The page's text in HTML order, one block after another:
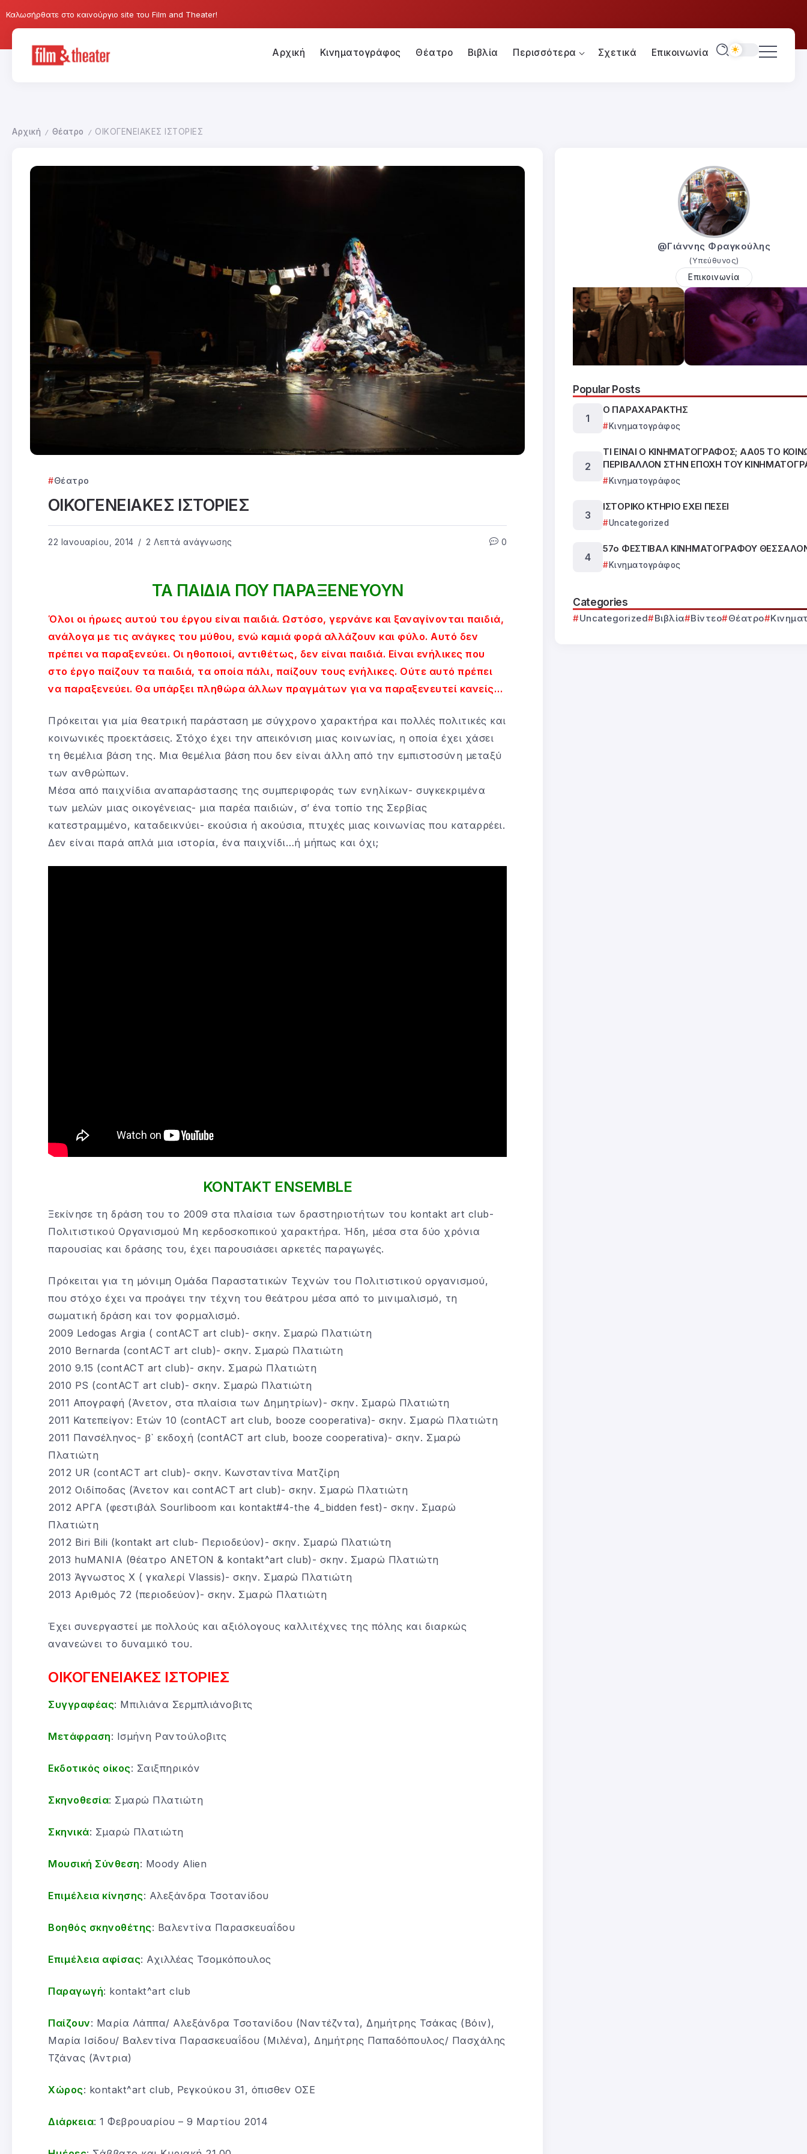
Καλωσήρθατε στο καινούργιο site του Film and Theater!
Αρχική Κινηματογράφος Θέατρο Βιβλία Περισσότερα Σχετικά Επικοινωνία
Αρχική / Θέατρο / ΟΙΚΟΓΕΝΕΙΑΚΕΣ ΙΣΤΟΡΙΕΣ
Θέατρο
ΟΙΚΟΓΕΝΕΙΑΚΕΣ ΙΣΤΟΡΙΕΣ
22 Ιανουαρίου, 2014 2 Λεπτά ανάγνωσης 0
ΤΑ ΠΑΙΔΙΑ ΠΟΥ ΠΑΡΑΞΕΝΕΥΟΥΝ
Όλοι οι ήρωες αυτού του έργου είναι παιδιά. Ωστόσο, γερνάνε και ξαναγίνονται παιδιά,
ανάλογα με τις ανάγκες του μύθου, ενώ καμιά φορά αλλάζουν και φύλο. Αυτό δεν
πρέπει να παραξενεύει. Οι ηθοποιοί, αντιθέτως, δεν είναι παιδιά. Είναι ενήλικες που
στο έργο παίζουν τα παιδιά, τα οποία πάλι, παίζουν τους ενήλικες. Ούτε αυτό πρέπει
να παραξενεύει. Θα υπάρξει πληθώρα άλλων πραγμάτων για να παραξενευτεί κανείς…
Πρόκειται για μία θεατρική παράσταση με σύγχρονο χαρακτήρα και πολλές πολιτικές και
κοινωνικές προεκτάσεις. Στόχο έχει την απεικόνιση μιας κοινωνίας, η οποία έχει χάσει
τη θεμέλια βάση της. Μια θεμέλια βάση που δεν είναι άλλη από την εμπιστοσύνη μεταξύ
των ανθρώπων.
Μέσα από παιχνίδια αναπαράστασης της συμπεριφοράς των ενηλίκων- συγκεκριμένα
των μελών μιας οικογένειας- μια παρέα παιδιών, σ’ ένα τοπίο της Σερβίας
κατεστραμμένο, καταδεικνύει- εκούσια ή ακούσια, πτυχές μιας κοινωνίας που καταρρέει.
Δεν είναι παρά απλά μια ιστορία, ένα παιχνίδι…ή μήπως και όχι;
KONTAKT ENSEMBLE
Ξεκίνησε τη δράση του το 2009 στα πλαίσια των δραστηριοτήτων του kontakt art club-
Πολιτιστικού Οργανισμού Μη κερδοσκοπικού χαρακτήρα. Ήδη, μέσα στα δύο χρόνια
παρουσίας και δράσης του, έχει παρουσιάσει αρκετές παραγωγές.
Πρόκειται για τη μόνιμη Ομάδα Παραστατικών Τεχνών του Πολιτιστικού οργανισμού,
που στόχο έχει να προάγει την τέχνη του θεάτρου μέσα από το μινιμαλισμό, τη
σωματική δράση και τον φορμαλισμό.
2009 Ledogas Argia ( contACT art club)- σκην. Σμαρώ Πλατιώτη
2010 Bernarda (contACT art club)- σκην. Σμαρώ Πλατιώτη
2010 9.15 (contACT art club)- σκην. Σμαρώ Πλατιώτη
2010 PS (contACT art club)- σκην. Σμαρώ Πλατιώτη
2011 Απογραφή (Άνετον, στα πλαίσια των Δημητρίων)- σκην. Σμαρώ Πλατιώτη
2011 Κατεπείγον: Ετών 10 (contACT art club, booze cooperativa)- σκην. Σμαρώ Πλατιώτη
2011 Πανσέληνος- β` εκδοχή (contACT art club, booze cooperativa)- σκην. Σμαρώ
Πλατιώτη
2012 UR (contACT art club)- σκην. Κωνσταντίνα Ματζίρη
2012 Οιδίποδας (Άνετον και contACT art club)- σκην. Σμαρώ Πλατιώτη
2012 ΑΡΓΑ (φεστιβάλ Sourliboom και kontakt#4-the 4_bidden fest)- σκην. Σμαρώ
Πλατιώτη
2012 Biri Bili (kontakt art club- Περιοδεύον)- σκην. Σμαρώ Πλατιώτη
2013 huMANIA (θέατρο ΑΝΕΤΟΝ & kontakt^art club)- σκην. Σμαρώ Πλατιώτη
2013 Άγνωστος Χ ( γκαλερί Vlassis)- σκην. Σμαρώ Πλατιώτη
2013 Αριθμός 72 (περιοδεύον)- σκην. Σμαρώ Πλατιώτη
Έχει συνεργαστεί με πολλούς και αξιόλογους καλλιτέχνες της πόλης και διαρκώς
ανανεώνει το δυναμικό του.
ΟΙΚΟΓΕΝΕΙΑΚΕΣ ΙΣΤΟΡΙΕΣ
Συγγραφέας: Μπιλιάνα Σερμπλιάνοβιτς
Μετάφραση: Ισμήνη Ραντούλοβιτς
Εκδοτικός οίκος: Σαιξπηρικόν
Σκηνοθεσία: Σμαρώ Πλατιώτη
Σκηνικά: Σμαρώ Πλατιώτη
Μουσική Σύνθεση: Moody Alien
Επιμέλεια κίνησης: Αλεξάνδρα Τσοτανίδου
Βοηθός σκηνοθέτης: Βαλεντίνα Παρασκευαΐδου
Επιμέλεια αφίσας: Αχιλλέας Τσομκόπουλος
Παραγωγή: kontakt^art club
Παίζουν: Μαρία Λάππα/ Αλεξάνδρα Τσοτανίδου (Ναντέζντα), Δημήτρης Τσάκας (Βόιν),
Μαρία Ισίδου/ Βαλεντίνα Παρασκευαΐδου (Μιλένα), Δημήτρης Παπαδόπουλος/ Πασχάλης
Τζάνας (Άντρια)
Χώρος: kontakt^art club, Ρεγκούκου 31, όπισθεν ΟΣΕ
Διάρκεια: 1 Φεβρουαρίου – 9 Μαρτίου 2014
@Γιάννης Φραγκούλης
(Υπεύθυνος)
Επικοινωνία
Popular Posts
Ο ΠΑΡΑΧΑΡΑΚΤΗΣ
Κινηματογράφος
ΤΙ ΕΙΝΑΙ Ο ΚΙΝΗΜΑΤΟΓΡΑΦΟΣ; ΑΑ05 ΤΟ
ΠΕΡΙΒΑΛΛΟΝ ΣΤΗΝ ΕΠΟΧΗ ΤΟΥ
Κινηματογράφος
ΙΣΤΟΡΙΚΟ ΚΤΗΡΙΟ ΕΧΕΙ ΠΕΣΕΙ
Uncategorized
57ο ΦΕΣΤΙΒΑΛ ΚΙΝΗΜΑΤΟΓΡΑΦΟΥ
Κινηματογράφος
Categories
Uncategorized Βιβλία Βίντεο Θέατρο